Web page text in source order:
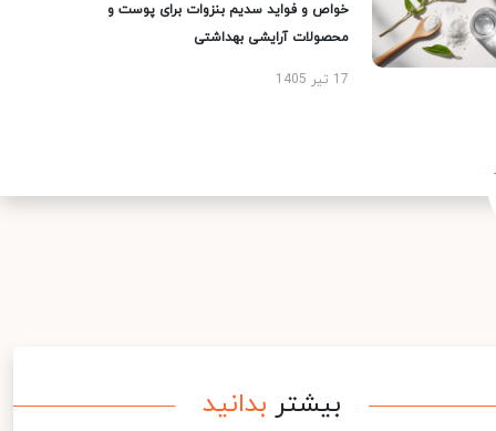
خواص و فواید سدیم بنزوات برای پوست و
محصولات آرایشی بهداشتی
17 تیر 1405
بیشتر بدانید